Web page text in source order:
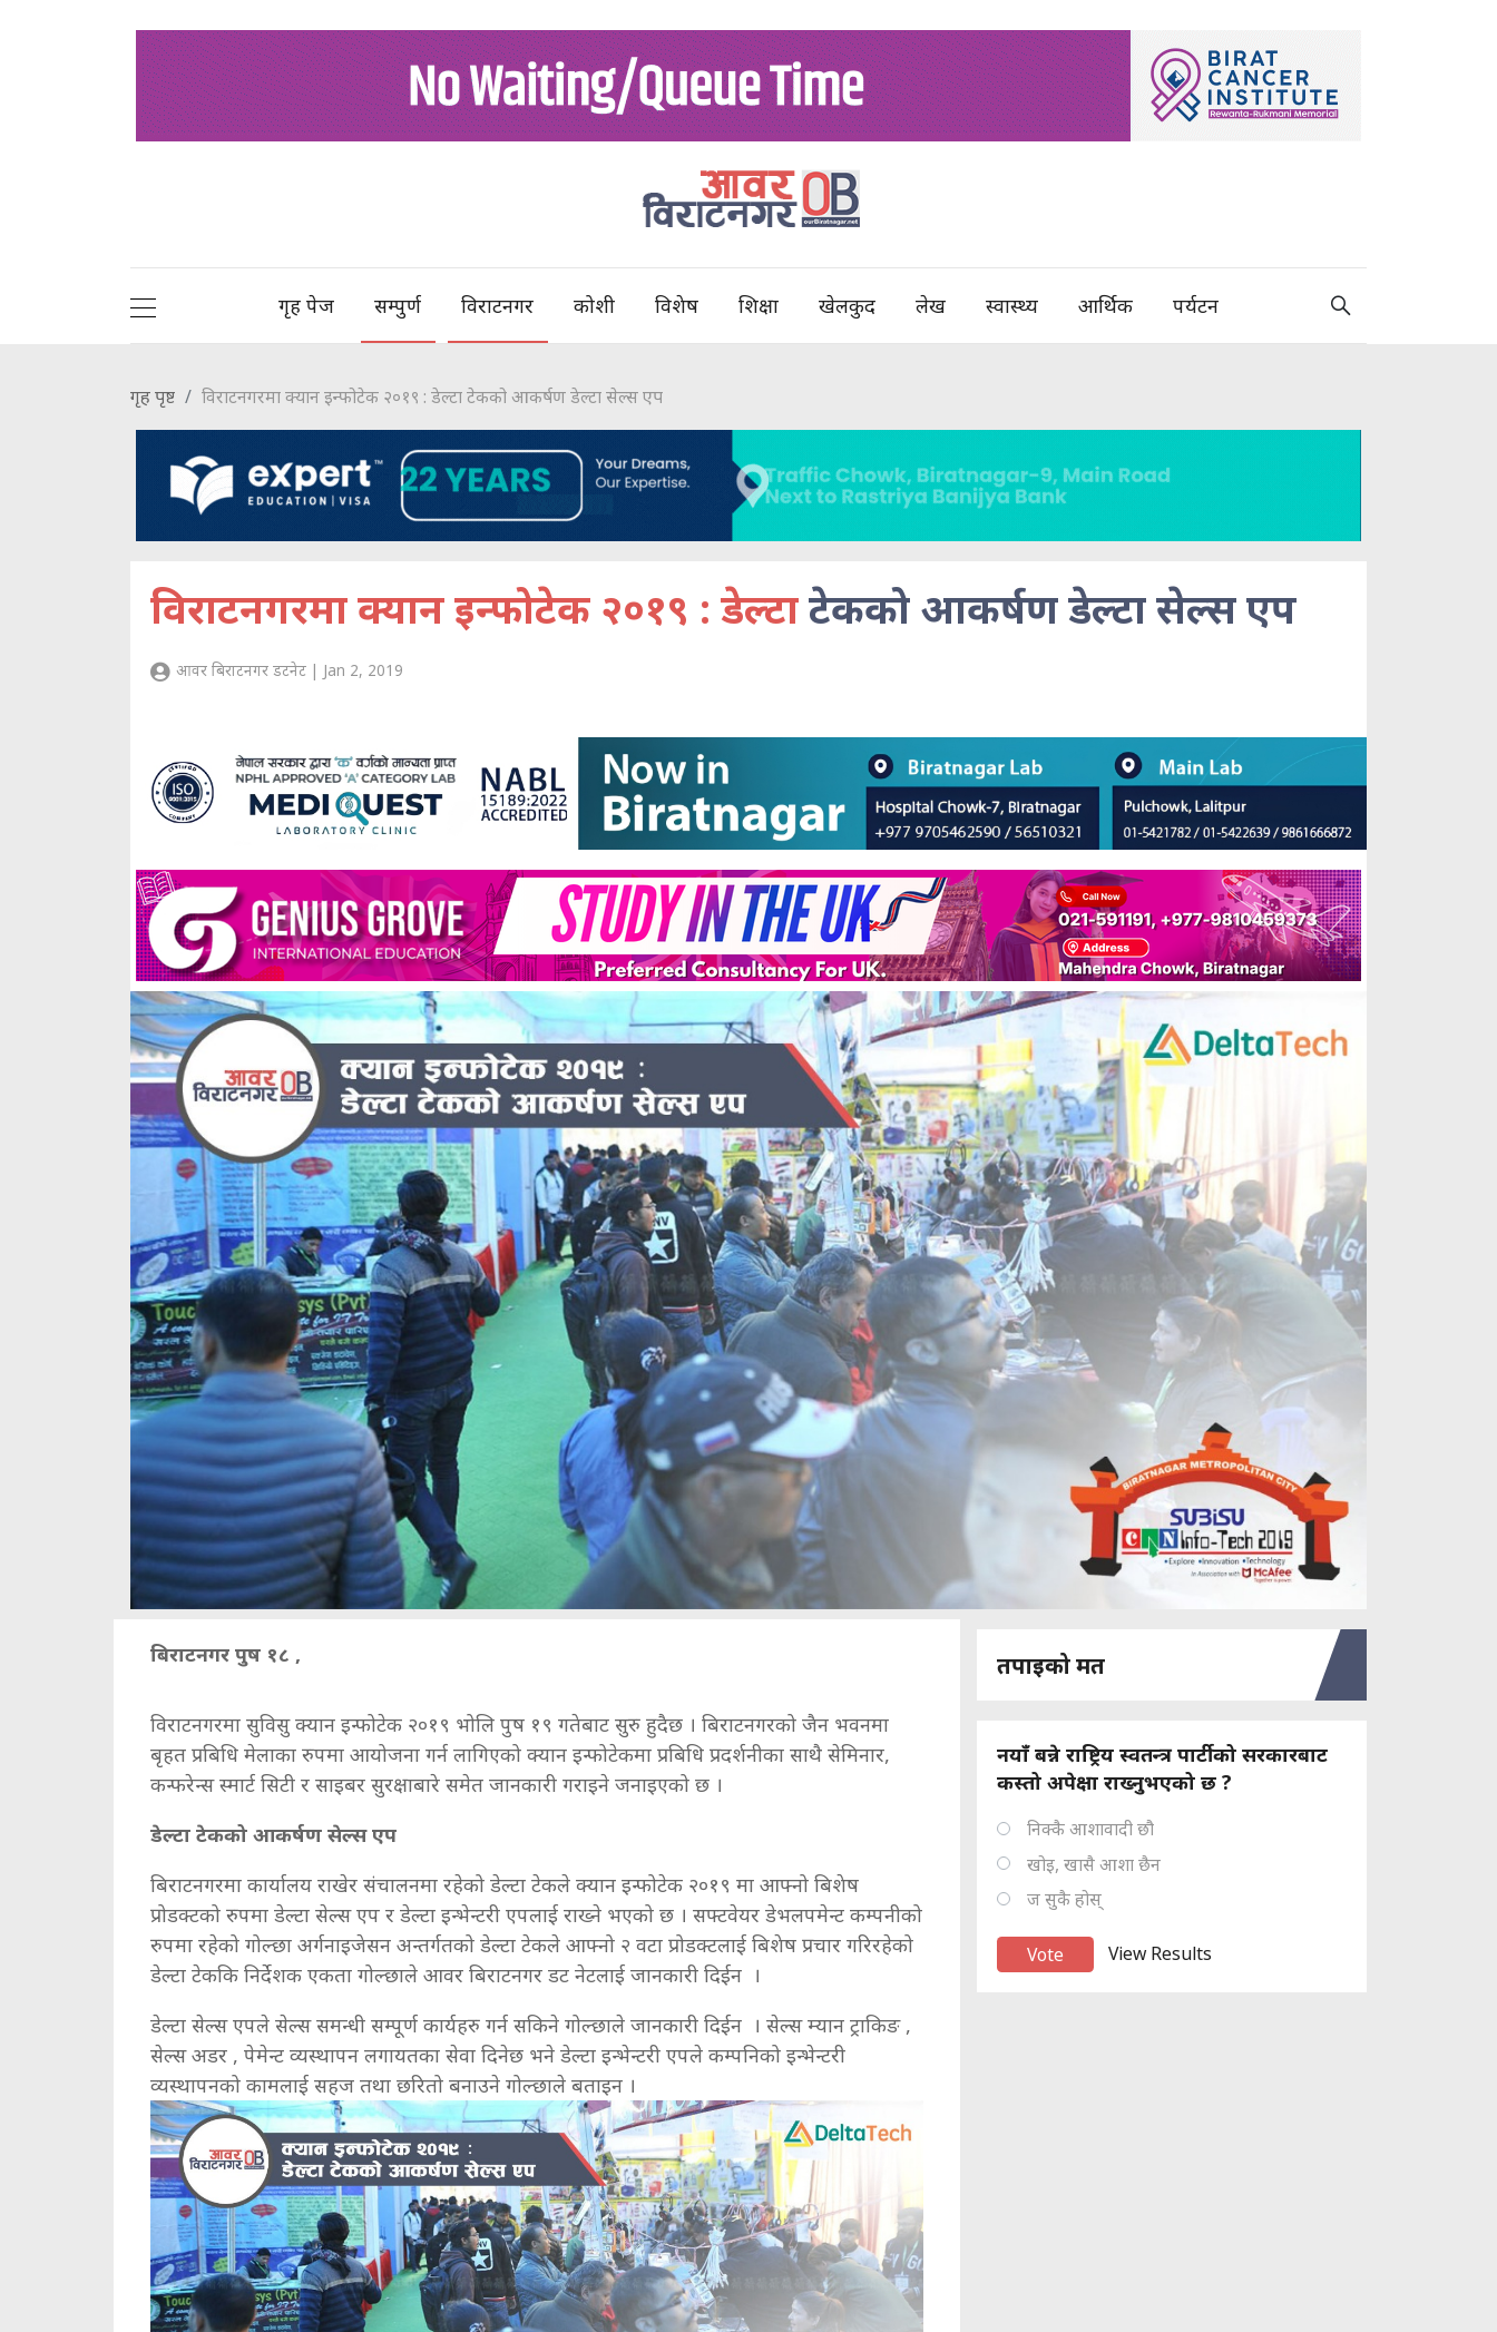
गृह पेज सम्पुर्ण विराटनगर कोशी विशेष शिक्षा खेलकुद लेख स्वास्थ्य आर्थिक पर्यटन
गृह पृष्ट विराटनगरमा क्यान इन्फोटेक २०१९ : डेल्टा टेकको आकर्षण डेल्टा सेल्स एप
विराटनगरमा क्यान इन्फोटेक २०१९ : डेल्टाटेकको आकर्षण डेल्टा सेल्स एप
आवर बिराटनगर डटनेट | Jan 2, 2019
बिराटनगर पुष १८ ,
विराटनगरमा सुविसु क्यान इन्फोटेक २०१९ भोलि पुष १९ गतेबाट सुरु हुदैछ । बिराटनगरको जैन भवनमा
बृहत प्रबिधि मेलाका रुपमा आयोजना गर्न लागिएको क्यान इन्फोटेकमा प्रबिधि प्रदर्शनीका साथै सेमिनार,
कन्फरेन्स स्मार्ट सिटी र साइबर सुरक्षाबारे समेत जानकारी गराइने जनाइएको छ ।
डेल्टा टेकको आकर्षण सेल्स एप
बिराटनगरमा कार्यालय राखेर संचालनमा रहेको डेल्टा टेकले क्यान इन्फोटेक २०१९ मा आफ्नो बिशेष
प्रोडक्टको रुपमा डेल्टा सेल्स एप र डेल्टा इन्भेन्टरी एपलाई राख्ने भएको छ । सफ्टवेयर डेभलपमेन्ट कम्पनीको
रुपमा रहेको गोल्छा अर्गनाइजेसन अन्तर्गतको डेल्टा टेकले आफ्नो २ वटा प्रोडक्टलाई बिशेष प्रचार गरिरहेको
डेल्टा टेककि निर्देशक एकता गोल्छाले आवर बिराटनगर डट नेटलाई जानकारी दिईन ।
डेल्टा सेल्स एपले सेल्स समन्धी सम्पूर्ण कार्यहरु गर्न सकिने गोल्छाले जानकारी दिईन । सेल्स म्यान ट्राकिङ ,
सेल्स अडर , पेमेन्ट व्यस्थापन लगायतका सेवा दिनेछ भने डेल्टा इन्भेन्टरी एपले कम्पनिको इन्भेन्टरी
व्यस्थापनको कामलाई सहज तथा छरितो बनाउने गोल्छाले बताइन ।
तपाइको मत
नयाँ बन्ने राष्ट्रिय स्वतन्त्र पार्टीको सरकारबाट
कस्तो अपेक्षा राख्नुभएको छ ?
निक्कै आशावादी छौ
खोइ, खासै आशा छैन
ज सुकै होस्
View Results